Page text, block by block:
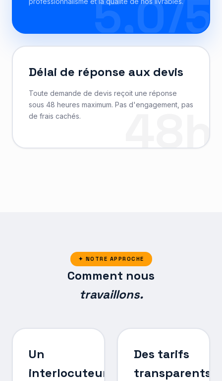
5,0/5
48h
Délai de réponse aux devis
Toute demande de devis reçoit une réponse
sous 48 heures maximum. Pas d'engagement, pas
de frais cachés.
✦ NOTRE APPROCHE
Comment nous
travaillons.
Un
interlocuteur
Des tarifs
transparents